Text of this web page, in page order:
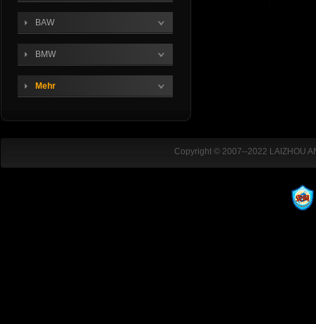
BAW
BMW
Mehr
Copyright © 2007--2022 LAIZHOU